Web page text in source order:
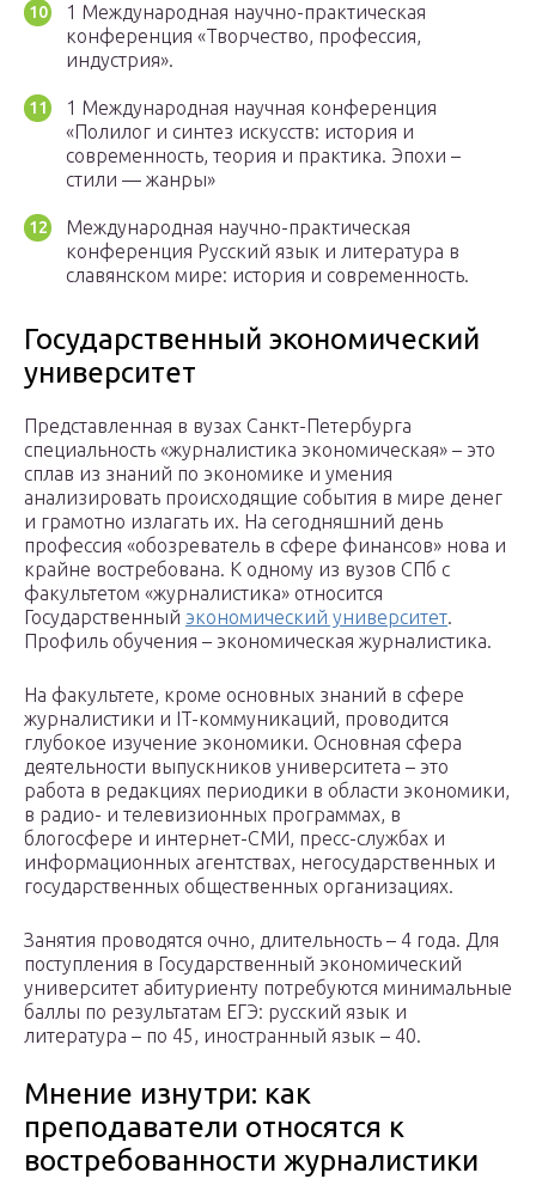
1 Международная научно-практическая
конференция «Творчество, профессия,
индустрия».
1 Международная научная конференция
«Полилог и синтез искусств: история и
современность, теория и практика. Эпохи –
стили — жанры»
Международная научно-практическая
конференция Русский язык и литература в
славянском мире: история и современность.
Государственный экономический
университет
Представленная в вузах Санкт-Петербурга
специальность «журналистика экономическая» – это
сплав из знаний по экономике и умения
анализировать происходящие события в мире денег
и грамотно излагать их. На сегодняшний день
профессия «обозреватель в сфере финансов» нова и
крайне востребована. К одному из вузов СПб с
факультетом «журналистика» относится
Государственный экономический университет.
Профиль обучения – экономическая журналистика.
На факультете, кроме основных знаний в сфере
журналистики и IT-коммуникаций, проводится
глубокое изучение экономики. Основная сфера
деятельности выпускников университета – это
работа в редакциях периодики в области экономики,
в радио- и телевизионных программах, в
блогосфере и интернет-СМИ, пресс-службах и
информационных агентствах, негосударственных и
государственных общественных организациях.
Занятия проводятся очно, длительность – 4 года. Для
поступления в Государственный экономический
университет абитуриенту потребуются минимальные
баллы по результатам ЕГЭ: русский язык и
литература – по 45, иностранный язык – 40.
Мнение изнутри: как
преподаватели относятся к
востребованности журналистики